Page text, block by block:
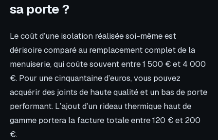
sa porte ?
Le coût d’une isolation réalisée soi-même est
dérisoire comparé au remplacement complet de la
menuiserie, qui coûte souvent entre 1 500 € et 4 000
€. Pour une cinquantaine d’euros, vous pouvez
acquérir des joints de haute qualité et un bas de porte
performant. L’ajout d’un rideau thermique haut de
gamme portera la facture totale entre 120 € et 200
€.